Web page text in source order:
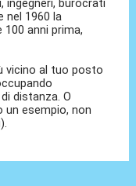
ingegneri, burocrati
nel 1960 la
anni prima,
vicino al tuo posto
distanza. O
esempio, non